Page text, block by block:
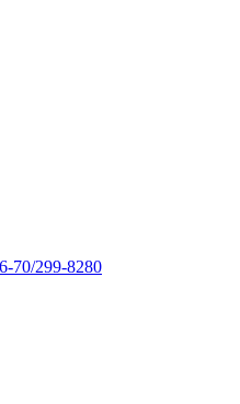
70/299-8280